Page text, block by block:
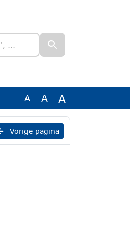
A A A
Vorige pagina